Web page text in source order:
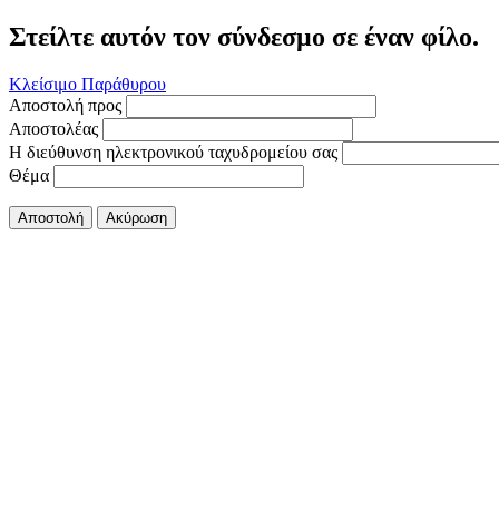
Στείλτε αυτόν τον σύνδεσμο σε έναν φίλο.
Κλείσιμο Παράθυρου
Αποστολή προς
Αποστολέας
Η διεύθυνση ηλεκτρονικού ταχυδρομείου σας
Θέμα
Αποστολή Ακύρωση